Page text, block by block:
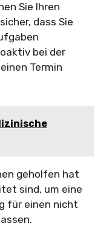
Sie Ihren
dass Sie
bei der
Termin
geholfen hat
sind, um eine
für einen nicht